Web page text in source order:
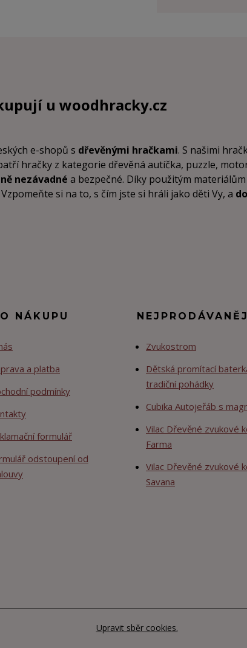
u woodhracky.cz
e-shopů s dřevěnými hračkami. S našimi
hračky z kategorie dřevěná autíčka, puzzle,
nezávadné a bezpečné. Díky použitým
si na to, s čím jste si hráli jako děti Vy, a
NÁKUPU
a platba
podmínky
formulář
odstoupení od
Zvukostrom
Dětská promítací
tradiční pohádky
Cubika Autojeřáb s
Vilac Dřevěné zvukové
Farma
Vilac Dřevěné zvukové
Savana
Upravit sběr cookies.